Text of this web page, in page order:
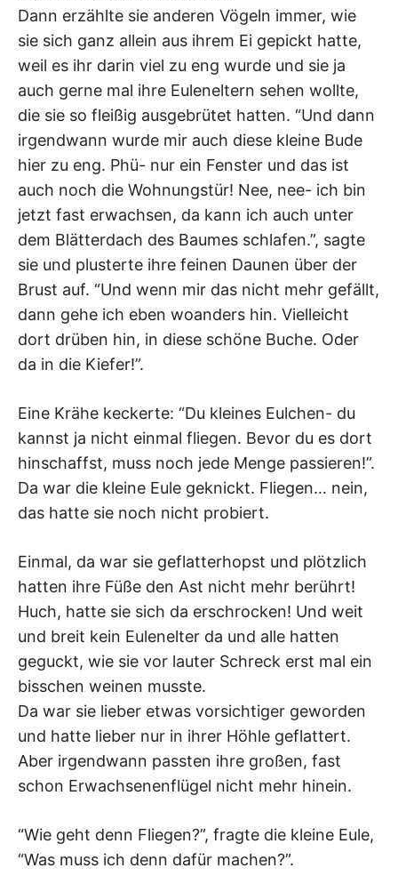
Dann erzählte sie anderen Vögeln immer, wie
sie sich ganz allein aus ihrem Ei gepickt hatte,
weil es ihr darin viel zu eng wurde und sie ja
auch gerne mal ihre Euleneltern sehen wollte,
die sie so fleißig ausgebrütet hatten. “Und dann
irgendwann wurde mir auch diese kleine Bude
hier zu eng. Phü- nur ein Fenster und das ist
auch noch die Wohnungstür! Nee, nee- ich bin
jetzt fast erwachsen, da kann ich auch unter
dem Blätterdach des Baumes schlafen.”, sagte
sie und plusterte ihre feinen Daunen über der
Brust auf. “Und wenn mir das nicht mehr gefällt,
dann gehe ich eben woanders hin. Vielleicht
dort drüben hin, in diese schöne Buche. Oder
da in die Kiefer!”.
Eine Krähe keckerte: “Du kleines Eulchen- du
kannst ja nicht einmal fliegen. Bevor du es dort
hinschaffst, muss noch jede Menge passieren!”.
Da war die kleine Eule geknickt. Fliegen… nein,
das hatte sie noch nicht probiert.
Einmal, da war sie geflatterhopst und plötzlich
hatten ihre Füße den Ast nicht mehr berührt!
Huch, hatte sie sich da erschrocken! Und weit
und breit kein Eulenelter da und alle hatten
geguckt, wie sie vor lauter Schreck erst mal ein
bisschen weinen musste.
Da war sie lieber etwas vorsichtiger geworden
und hatte lieber nur in ihrer Höhle geflattert.
Aber irgendwann passten ihre großen, fast
schon Erwachsenenflügel nicht mehr hinein.
“Wie geht denn Fliegen?”, fragte die kleine Eule,
“Was muss ich denn dafür machen?”.